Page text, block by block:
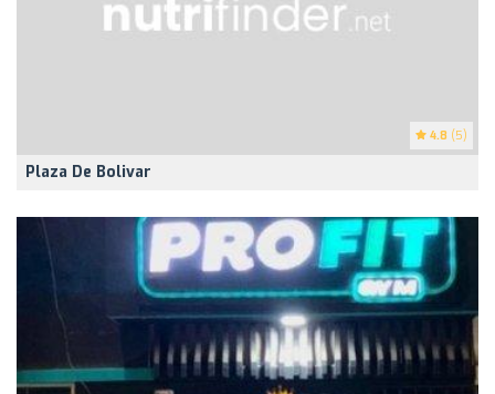
4.8 (5)
Plaza De Bolivar